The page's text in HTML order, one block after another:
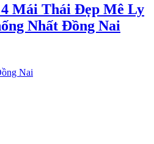
Mái Thái Đẹp Mê Ly
Nhất Đồng Nai
Nai